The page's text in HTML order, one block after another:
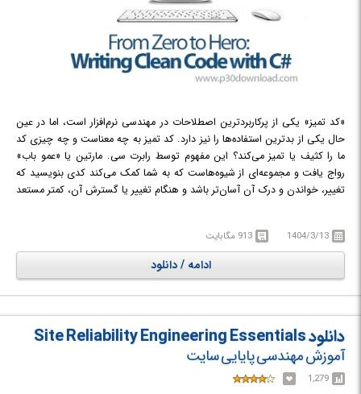
«کد تمیز» یکی از پرکاربردترین اصطلاحات در مهندسی نرم‌افزار است، اما در عین
حال یکی از بدترین استفاده‌ها را نیز دارد. کد تمیز به چه معناست و چه چیزی کد
ما را کثیف یا تمیز می‌کند؟ این مفهوم توسط رابرت سی. مارتین یا «عمو باب»
رواج یافت و مجموعه‌ای از شیوه‌هاست که به شما کمک می‌کند کدی بنویسید که
تغییر، خواندن و درک آن آسان‌تر باشد و هنگام تغییر یا گسترش آن، کمتر مستعد
است، هر آنچه را که برای شروع نوشتن کد سی‌شارپ عالی نیاز دارید، به شما
آموزش خواهد داد. این دوره بر اصول و تکنیک‌های اساسی تمرکز دارد که منجر به
تولید کدی می‌شود که نه تنها عملکردی است، بلکه از نظر ساختار و خوانایی نیز
بهینه است. شما با مفاهیمی مانند نام‌گذاری مناسب، توابع و متدهای کوتاه،
شد. همچنین به چگونگی refactor کردن کد موجود برای بهبود کیفیت و کاهش
بدهی فنی پرداخته می‌شود. هدف این دوره توانمندسازی توسعه‌دهندگان
سی‌شارپ است تا بتوانند کدی بنویسند که نه تنها در لحظه کار می‌کند، بلکه در
درازمدت نیز قابل نگهداری، مقیاس‌پذیر و قابل گسترش باشد. این دوره به شما
1404/3/13 913 مگابایت
ادامه / دانلود
دانلود Site Reliability Engineering Essentials
آموزش مهندسی پایایی سایت
1,279